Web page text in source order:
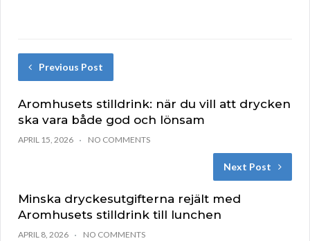
Previous Post
Aromhusets stilldrink: när du vill att drycken
ska vara både god och lönsam
APRIL 15, 2026 NO COMMENTS
Next Post
Minska dryckesutgifterna rejält med
Aromhusets stilldrink till lunchen
APRIL 8, 2026 NO COMMENTS